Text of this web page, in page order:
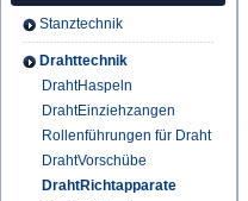
Stanztechnik
Drahttechnik
DrahtHaspeln
DrahtEinziehzangen
Rollenführungen für Draht
DrahtVorschübe
DrahtRichtapparate